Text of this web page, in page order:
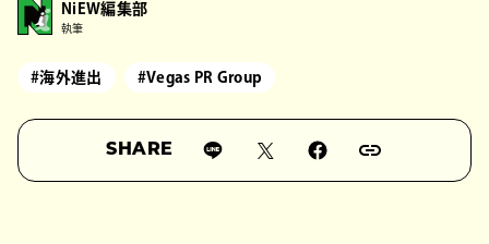
NiEW編集部
執筆
#海外進出 #Vegas PR Group
SHARE